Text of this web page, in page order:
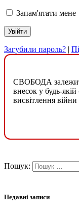
Запам'ятати мене
Загубили пароль? |
СВОБОДА
внесок у будь-
висвітлення війни
Пошук:
Недавні записи